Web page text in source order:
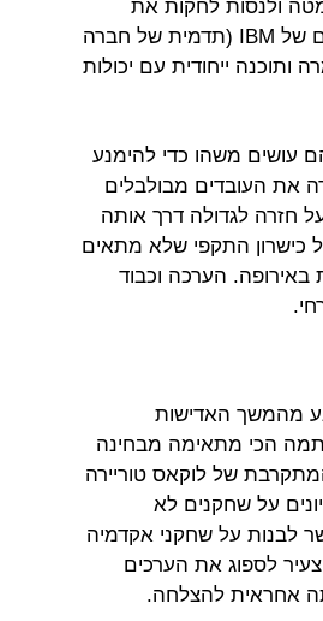
ולנסות לחקות את
הענקיות החדשות מסיליקון ואלי. הוא חיזק יתרונות יחסיים של IBM (תדמית של חברה
ייחודית עם יכולות
עושים משהו כדי להימנע
את העובדים מבולבלים
חזרה לגדולה דרך אותה
כמו להוציא 300 מיליון יורו על כישרון התקפי שלא מתאים
הערכה וכבוד
מהמשך האדישות
הכי מתאימה מבחינה
של לוקאס טוריירה
על שחקנים לא
לבנות על שחקני אקדמיה
לספוג את הערכים
אחראית להצלחה.